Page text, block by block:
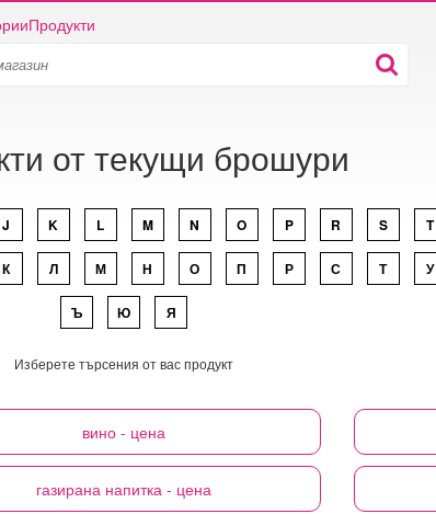
Продукти
от текущи брошури
J K L M N O P R S T
К Л М Н О П Р С Т У
Ъ Ю Я
Изберете търсения от вас продукт
вино - цена
газирана напитка - цена